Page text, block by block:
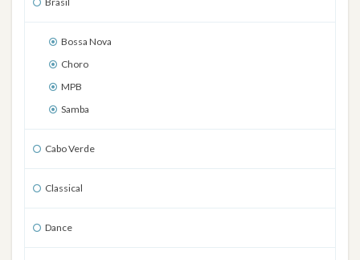
Bossa Nova
Choro
MPB
Samba
Cabo Verde
Classical
Dance